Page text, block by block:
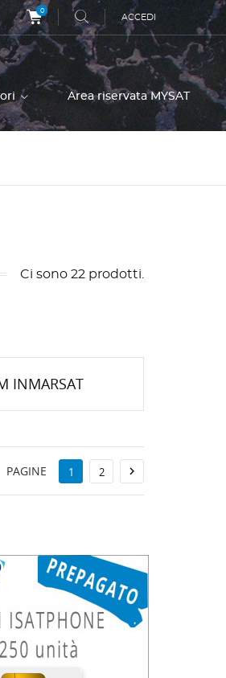
0
ACCEDI
Area riservata MYSAT
Ci sono 22 prodotti.
INMARSAT
PAGINE 1 2 